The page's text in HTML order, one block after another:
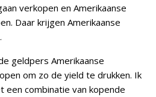
verkopen en Amerikaanse
Daar krijgen Amerikaanse
geldpers Amerikaanse
om zo de yield te drukken. Ik
een combinatie van kopende